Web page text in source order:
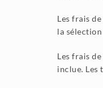
Les frais
la
Les frais
inclue. Les